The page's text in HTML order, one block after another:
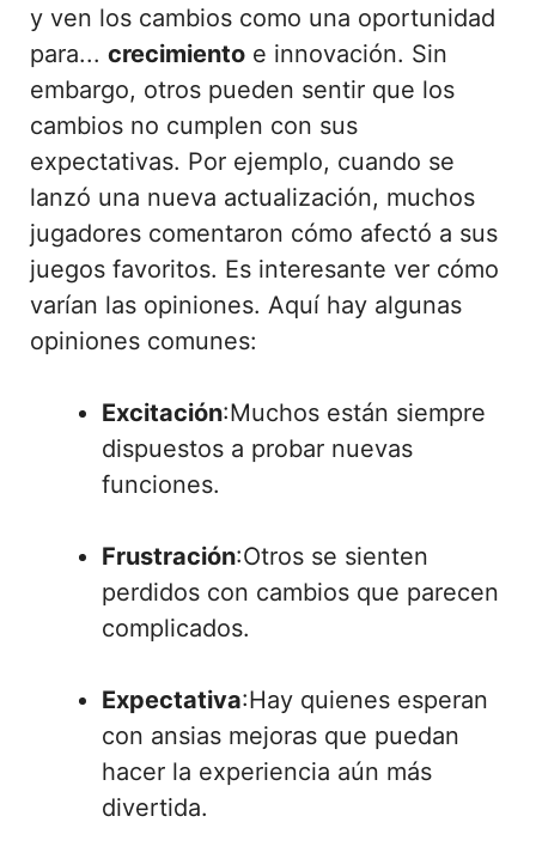
y ven los cambios como una oportunidad
para... crecimiento e innovación. Sin
embargo, otros pueden sentir que los
cambios no cumplen con sus
expectativas. Por ejemplo, cuando se
lanzó una nueva actualización, muchos
jugadores comentaron cómo afectó a sus
juegos favoritos. Es interesante ver cómo
varían las opiniones. Aquí hay algunas
opiniones comunes:
Excitación:Muchos están siempre
dispuestos a probar nuevas
funciones.
Frustración:Otros se sienten
perdidos con cambios que parecen
complicados.
Expectativa:Hay quienes esperan
con ansias mejoras que puedan
hacer la experiencia aún más
divertida.